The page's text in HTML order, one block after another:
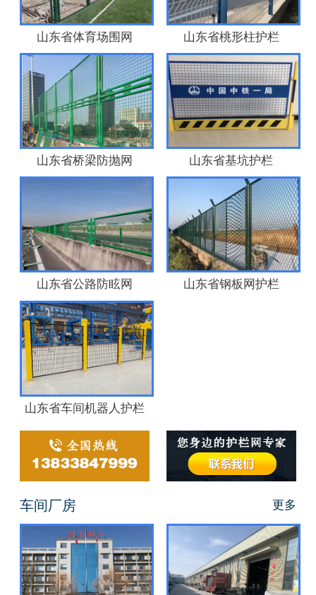
山东省体育场围网 山东省桃形柱护栏
山东省桥梁防抛网 山东省基坑护栏
山东省公路防眩网 山东省钢板网护栏
山东省车间机器人护栏
车间厂房 更多